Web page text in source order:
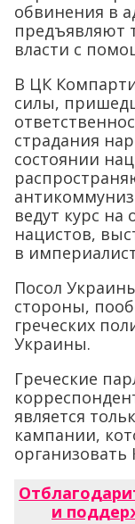
обвинения в
предъявляют
власти с
В ЦК
силы,
страдания
состоянии
ведут курс на
нацистов,
в
Посол
стороны,
греческих
Украины.
Греческие
является
кампании,
и